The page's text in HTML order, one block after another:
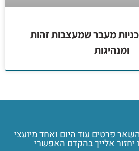
מעבר שמעצבות זהות
ומנהיגות
השאר פרטים עוד היום ואחד מיועצי
יחזור אלייך בהקדם האפשרי